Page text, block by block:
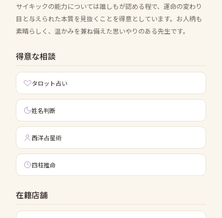
サイキックの能力については誰しもが認める程で、運命の変わり
目と与えられた本質を見抜くことを得意としています。お人柄も
素晴らしく、温かみを兼ね備えた思いやりのある先生です。
得意な相談
タロット占い
姓名判断
西洋占星術
四柱推命
在籍店舗